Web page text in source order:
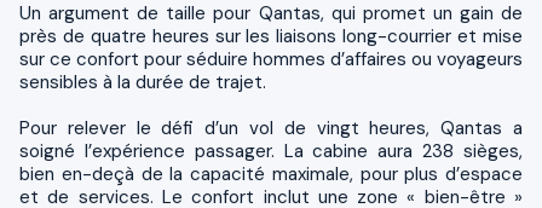
Un argument de taille pour Qantas, qui promet un gain de
près de quatre heures sur les liaisons long-courrier et mise
sur ce confort pour séduire hommes d’affaires ou voyageurs
sensibles à la durée de trajet.
Pour relever le défi d’un vol de vingt heures, Qantas a
soigné l’expérience passager. La cabine aura 238 sièges,
bien en-deçà de la capacité maximale, pour plus d’espace
et de services. Le confort inclut une zone « bien-être »